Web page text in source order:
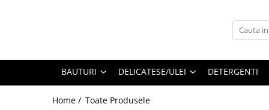
PARFUMURI
BAUTURI DELICATESE/ULEI DETERGENTI
Home / Toate Produsele